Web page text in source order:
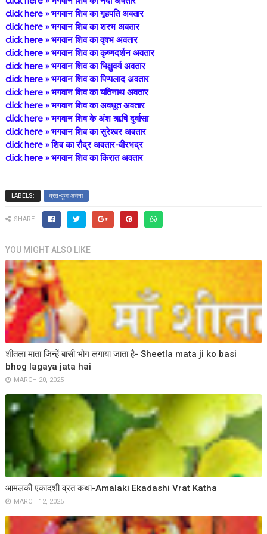
click here » भगवान शिव का गृहपति अवतार
click here » भगवान शिव का शरभ अवतार
click here » भगवान शिव का वृषभ अवतार
click here » भगवान शिव का कृष्णदर्शन अवतार
click here » भगवान शिव का भिक्षुवर्य अवतार
click here » भगवान शिव का पिप्पलाद अवतार
click here » भगवान शिव का यतिनाथ अवतार
click here » भगवान शिव का अवधूत अवतार
click here » भगवान शिव के अंश ऋषि दुर्वासा
click here » भगवान शिव का सुरेश्वर अवतार
click here » शिव का रौद्र अवतार-वीरभद्र
click here » भगवान शिव का किरात अवतार
LABELS: व्रत-पूजा अर्चना
SHARE:
YOU MIGHT ALSO LIKE
शीतला माता जिन्हें बासी भोग लगाया जाता है- Sheetla mata ji ko basi
bhog lagaya jata hai
MARCH 20, 2025
आमलकी एकादशी व्रत कथा-Amalaki Ekadashi Vrat Katha
MARCH 12, 2025